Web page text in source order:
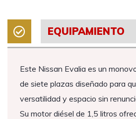
EQUIPAMIENTO
Este Nissan Evalia es un
de siete plazas diseñado para
versatilidad y espacio sin
Su motor diésel de 1,5 litros